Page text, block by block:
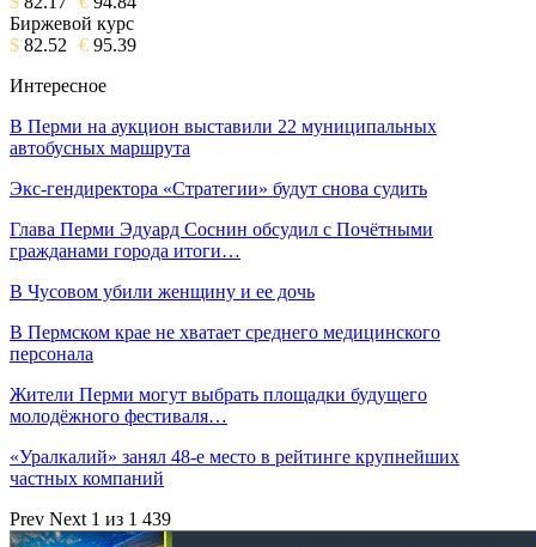
Биржевой курс
$ 82.52 € 95.39
Интересное
В Перми на аукцион выставили 22 муниципальных
автобусных маршрута
Экс-гендиректора «Стратегии» будут снова судить
Глава Перми Эдуард Соснин обсудил с Почётными
гражданами города итоги…
В Чусовом убили женщину и ее дочь
В Пермском крае не хватает среднего медицинского
персонала
Жители Перми могут выбрать площадки будущего
молодёжного фестиваля…
«Уралкалий» занял 48-е место в рейтинге крупнейших
частных компаний
Prev Next 1 из 1 439